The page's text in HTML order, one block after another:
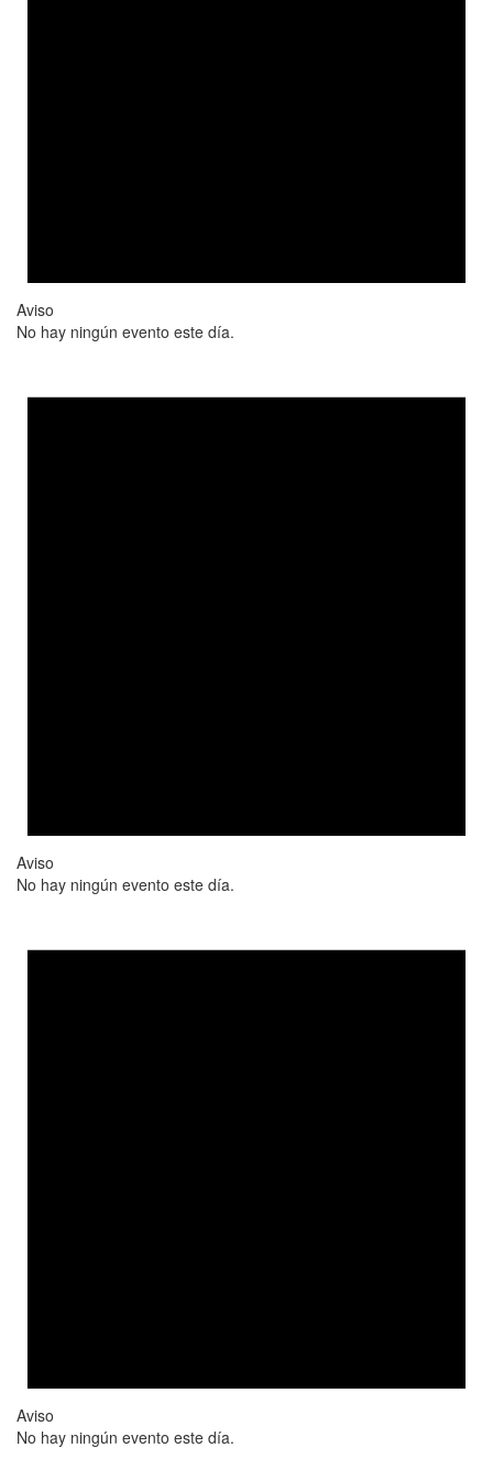
Aviso
No hay ningún evento este día.
Aviso
No hay ningún evento este día.
Aviso
No hay ningún evento este día.